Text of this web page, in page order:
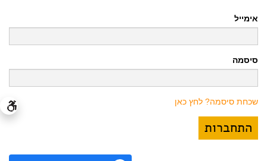
אימייל
סיסמה
שכחת סיסמה? לחץ כאן